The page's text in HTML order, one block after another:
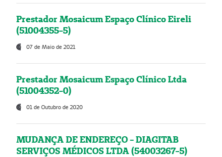
Prestador Mosaicum Espaço Clínico Eireli
(51004355-5)
07 de Maio de 2021
Prestador Mosaicum Espaço Clínico Ltda
(51004352-0)
01 de Outubro de 2020
MUDANÇA DE ENDEREÇO - DIAGITAB
SERVIÇOS MÉDICOS LTDA (54003267-5)